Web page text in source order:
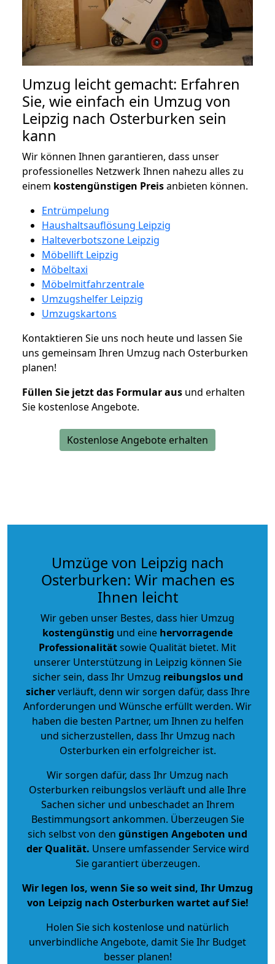
Umzug leicht gemacht: Erfahren
Sie, wie einfach ein Umzug von
Leipzig nach Osterburken sein
kann
Wir können Ihnen garantieren, dass unser
professionelles Netzwerk Ihnen nahezu alles zu
einem kostengünstigen Preisanbieten können.
Entrümpelung
Haushaltsauflösung Leipzig
Halteverbotszone Leipzig
Möbellift Leipzig
Möbeltaxi
Möbelmitfahrzentrale
Umzugshelfer Leipzig
Umzugskartons
Kontaktieren Sie uns noch heute und lassen Sie
uns gemeinsam Ihren Umzug nach Osterburken
planen!
Füllen Sie jetzt das Formular aus und erhalten
Sie kostenlose Angebote.
Kostenlose Angebote erhalten
Umzüge von Leipzig nach
Osterburken: Wir machen es
Ihnen leicht
Wir geben unser Bestes, dass hier Umzug
kostengünstig und eine hervorragende
Professionalitätsowie Qualität bietet. Mit
unserer Unterstützung in Leipzig können Sie
sicher sein, dass Ihr Umzug reibungslos und
sicherverläuft, denn wir sorgen dafür, dass Ihre
Anforderungen und Wünsche erfüllt werden. Wir
haben die besten Partner, um Ihnen zu helfen
und sicherzustellen, dass Ihr Umzug nach
Osterburken ein erfolgreicher ist.
Wir sorgen dafür, dass Ihr Umzug nach
Osterburken reibungslos verläuft und alle Ihre
Sachen sicher und unbeschadet an Ihrem
Bestimmungsort ankommen. Überzeugen Sie
sich selbst von den günstigen Angeboten und
der Qualität. Unsere umfassender Service wird
Sie garantiert überzeugen.
Wir legen los, wenn Sie so weit sind, Ihr Umzug
von Leipzig nach Osterburken wartet auf Sie!
Holen Sie sich kostenlose und natürlich
unverbindliche Angebote, damit Sie Ihr Budget
besser planen!